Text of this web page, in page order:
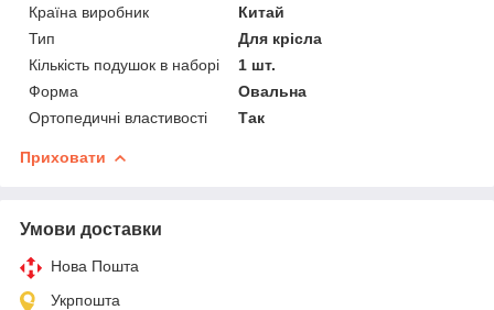
Країна виробник
Китай
Тип
Для крісла
Кількість подушок в наборі
1 шт.
Форма
Овальна
Ортопедичні властивості
Так
Приховати
Умови доставки
Нова Пошта
Укрпошта